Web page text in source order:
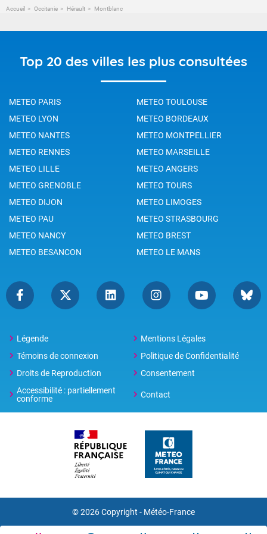
Accueil Occitanie Hérault Montblanc
Top 20 des villes les plus consultées
METEO PARIS
METEO TOULOUSE
METEO LYON
METEO BORDEAUX
METEO NANTES
METEO MONTPELLIER
METEO RENNES
METEO MARSEILLE
METEO LILLE
METEO ANGERS
METEO GRENOBLE
METEO TOURS
METEO DIJON
METEO LIMOGES
METEO PAU
METEO STRASBOURG
METEO NANCY
METEO BREST
METEO BESANCON
METEO LE MANS
Légende
Mentions Légales
Témoins de connexion
Politique de Confidentialité
Droits de Reproduction
Consentement
Accessibilité : partiellement
conforme
Contact
© 2026 Copyright - Météo-France